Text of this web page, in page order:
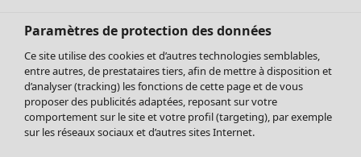
Soldes Vêtements
Tous les vêtements
Paramètres de protection des données
Ce site utilise des cookies et d’autres technologies semblables,
entre autres, de prestataires tiers, afin de mettre à disposition et
d’analyser (tracking) les fonctions de cette page et de vous
proposer des publicités adaptées, reposant sur votre
comportement sur le site et votre profil (targeting), par exemple
sur les réseaux sociaux et d’autres sites Internet.